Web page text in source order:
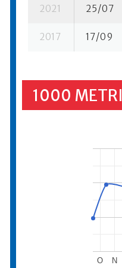
2021 25/07
2017 17/09
1000 METRI
O N